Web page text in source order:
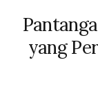
yang